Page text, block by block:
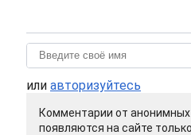
или авторизуйтесь
Комментарии от анонимных
появляются на сайте